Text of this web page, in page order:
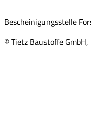
Bescheinigungsstelle
© Tietz Baustoffe